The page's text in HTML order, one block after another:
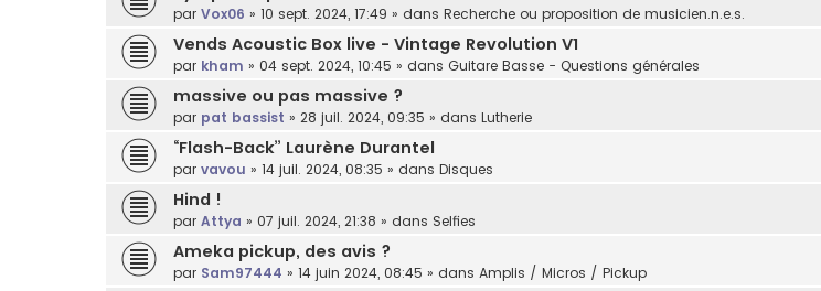
par Vox06 » 10 sept. 2024, 17:49 » dans Recherche ou proposition de musicien.n.e.s.
Vends Acoustic Box live - Vintage Revolution V1
par kham » 04 sept. 2024, 10:45 » dans Guitare Basse - Questions générales
massive ou pas massive ?
par pat bassist » 28 juil. 2024, 09:35 » dans Lutherie
“Flash-Back” Laurène Durantel
par vavou » 14 juil. 2024, 08:35 » dans Disques
Hind !
par Attya » 07 juil. 2024, 21:38 » dans Selfies
Ameka pickup, des avis ?
par Sam97444 » 14 juin 2024, 08:45 » dans Amplis / Micros / Pickup